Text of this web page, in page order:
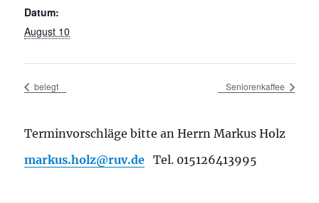
Datum:
August 10
belegt Seniorenkaffee
Terminvorschläge bitte an Herrn Markus Holz
markus.holz@ruv.de Tel. 015126413995